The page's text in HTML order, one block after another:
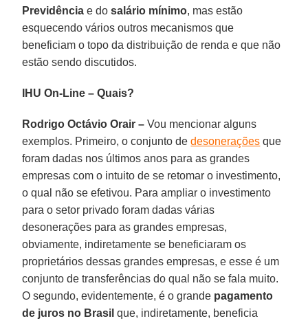
Previdência e do salário mínimo, mas estão
esquecendo vários outros mecanismos que
beneficiam o topo da distribuição de renda e que não
estão sendo discutidos.
IHU On-Line – Quais?
Rodrigo Octávio Orair – Vou mencionar alguns
exemplos. Primeiro, o conjunto dedesonerações que
foram dadas nos últimos anos para as grandes
empresas com o intuito de se retomar o investimento,
o qual não se efetivou. Para ampliar o investimento
para o setor privado foram dadas várias
desonerações para as grandes empresas,
obviamente, indiretamente se beneficiaram os
proprietários dessas grandes empresas, e esse é um
conjunto de transferências do qual não se fala muito.
O segundo, evidentemente, é o grande pagamento
de juros no Brasil que, indiretamente, beneficia